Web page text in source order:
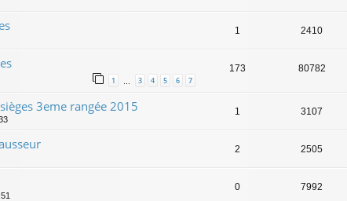
1 2410
1 3 4 5 6 7
173 80782
3eme rangée 2015 1 3107
2 2505
0 7992